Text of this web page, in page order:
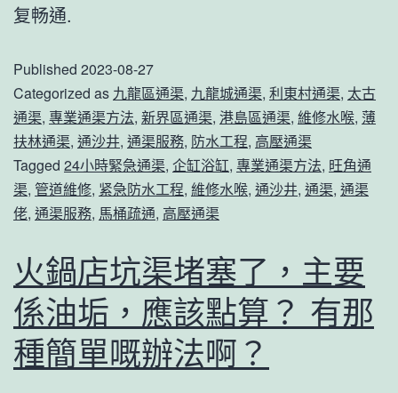
复畅通.
Published 2023-08-27
Categorized as 九龍區通渠, 九龍城通渠, 利東村通渠, 太古
通渠, 專業通渠方法, 新界區通渠, 港島區通渠, 維修水喉, 薄
扶林通渠, 通沙井, 通渠服務, 防水工程, 高壓通渠
Tagged 24小時緊急通渠, 企缸浴缸, 專業通渠方法, 旺角通
渠, 管道維修, 紧急防水工程, 維修水喉, 通沙井, 通渠, 通渠
佬, 通渠服務, 馬桶疏通, 高壓通渠
火鍋店坑渠堵塞了，主要
係油垢，應該點算？ 有那
種簡單嘅辦法啊？